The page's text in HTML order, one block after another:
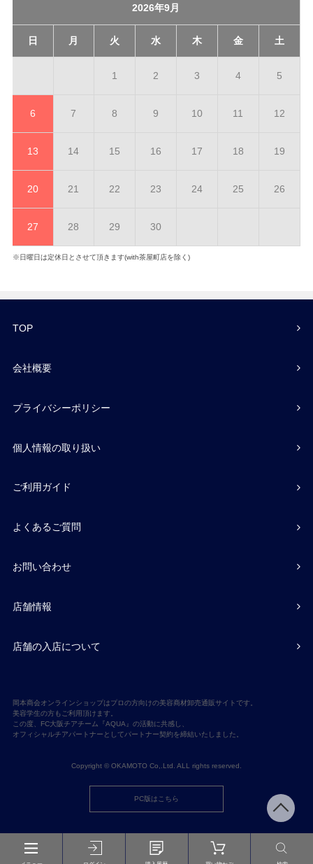
2026年9月
日 月 火 水 木 金 土
1 2 3 4 5
6 7 8 9 10 11 12
13 14 15 16 17 18 19
20 21 22 23 24 25 26
27 28 29 30
※日曜日は定休日とさせて頂きます(with茶屋町店を除く)
TOP
会社概要
プライバシーポリシー
個人情報の取り扱い
ご利用ガイド
よくあるご質問
お問い合わせ
店舗情報
店舗の入店について
岡本商会オンラインショップはプロの方向けの美容商材卸売通販サイトです。
美容学生の方もご利用頂けます。
この度、FC大阪チアチーム『AQUA』の活動に共感し、
オフィシャルチアパートナーとしてパートナー契約を締結いたしました。
Copyright © OKAMOTO Co,.Ltd. ALL rights reserved.
PC版はこちら